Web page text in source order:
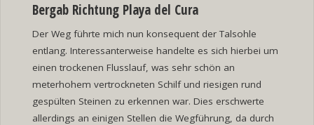
Bergab Richtung Playa del Cura
Der Weg führte mich nun konsequent der Talsohle
entlang. Interessanterweise handelte es sich hierbei um
einen trockenen Flusslauf, was sehr schön an
meterhohem vertrockneten Schilf und riesigen rund
gespülten Steinen zu erkennen war. Dies erschwerte
allerdings an einigen Stellen die Wegführung, da durch